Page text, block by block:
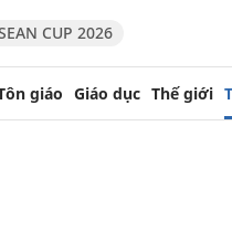
CUP 2026
giáo Giáo dục Thế giới